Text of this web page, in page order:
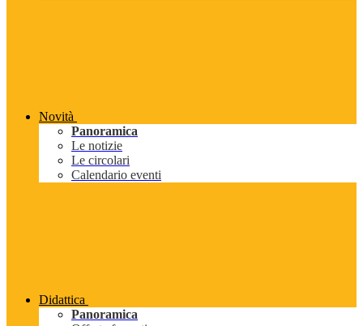
Novità
Panoramica
Le notizie
Le circolari
Calendario eventi
Didattica
Panoramica